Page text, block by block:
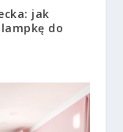
jak
do